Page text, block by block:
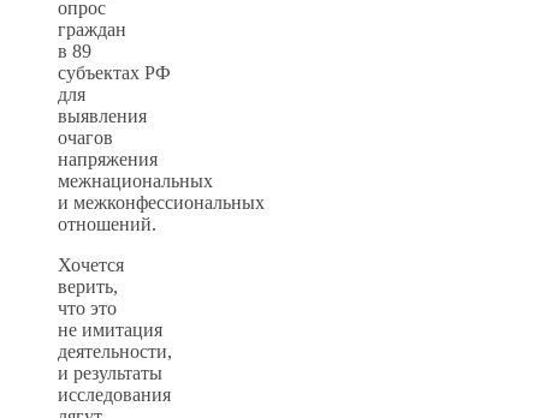
опрос
граждан
в 89
субъектах РФ
для
выявления
очагов
напряжения
межнациональных
и межконфессиональных
отношений.
Хочется
верить,
что это
не имитация
деятельности,
и результаты
исследования